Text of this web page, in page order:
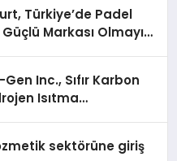
Türkiye’de Padel
Güçlü Markası Olmayı
Inc., Sıfır Karbon
Isıtma
sektörüne giriş